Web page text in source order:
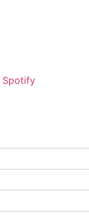
Spotify